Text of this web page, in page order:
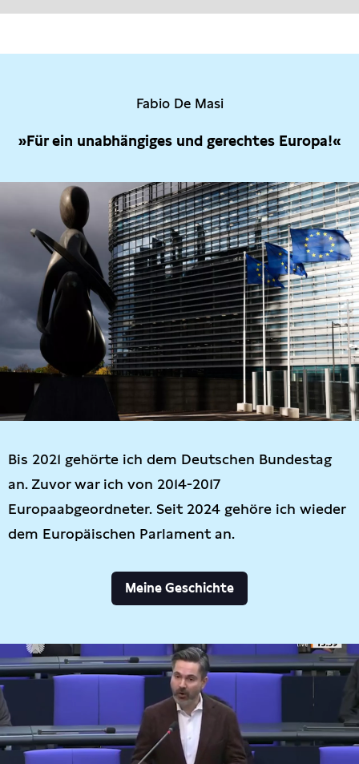
Fabio De Masi
»Für ein unabhängiges und gerechtes Europa!«
Bis 2021 gehörte ich dem Deutschen Bundestag
an. Zuvor war ich von 2014-2017
Europaabgeordneter. Seit 2024 gehöre ich wieder
dem Europäischen Parlament an.
Meine Geschichte